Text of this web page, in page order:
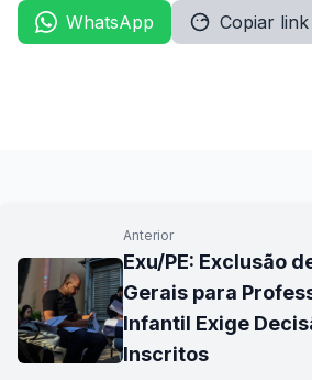
WhatsApp Copiar link
Anterior
Exu/PE: Exclusão
Gerais para
Infantil Exige
Inscritos